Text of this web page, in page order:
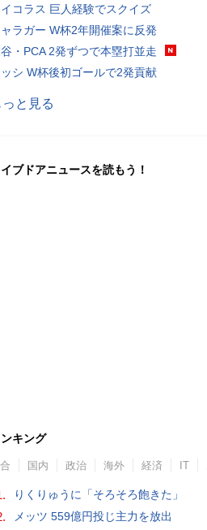
コラス 巨人経験でスクイズ
ラガー W杯2年開催案に反発
・PCA 2発ずつで本塁打並走
ッシ W杯後初ゴールで2発貢献
っと見る
ブドアニュースを読もう！
キング
国内 政治 海外 経済 IT
りくりゅうに「そろそろ飽きた」
メッツ 559億円投じ主力を放出